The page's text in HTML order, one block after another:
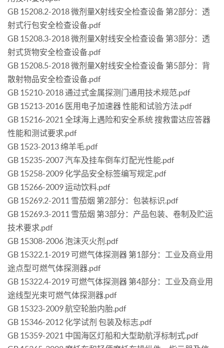
GB 15208.2-2018 微剂量X射线安全检查设备 第2部分：透
射式行包安全检查设备.pdf
GB 15208.3-2018 微剂量X射线安全检查设备 第3部分：透
射式货物安全检查设备.pdf
GB 15208.5-2018 微剂量X射线安全检查设备 第5部分：背
散射物品安全检查设备.pdf
GB 15210-2018 通过式金属探测门通用技术规范.pdf
GB 15213-2016 医用电子加速器 性能和试验方法.pdf
GB 15216-2021 全球海上遇险和安全系统 搜救雷达应答器
性能和测试要求.pdf
GB 1523-2013 绵羊毛.pdf
GB 15235-2007 汽车及挂车倒车灯配光性能.pdf
GB 15258-2009 化学品安全标签编写规定.pdf
GB 15266-2009 运动饮料.pdf
GB 15269.2-2011 雪茄烟 第2部分：包装标识.pdf
GB 15269.3-2011 雪茄烟 第3部分：产品包装、卷制及贮运
技术要求.pdf
GB 15308-2006 泡沫灭火剂.pdf
GB 15322.1-2019 可燃气体探测器 第1部分：工业及商业用
途点型可燃气体探测器.pdf
GB 15322.4-2019 可燃气体探测器 第4部分：工业及商业用
途线型光束可燃气体探测器.pdf
GB 15323-2009 航空轮胎内胎.pdf
GB 15346-2012 化学试剂 包装及标志.pdf
GB 15359-2021 中国海区灯船和大型助航浮标制式.pdf